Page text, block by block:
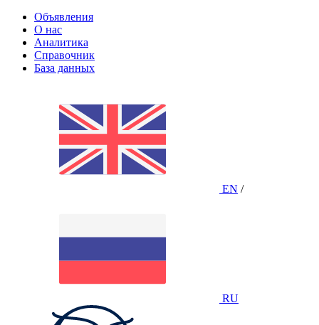
Объявления
О нас
Аналитика
Справочник
База данных
EN /
RU